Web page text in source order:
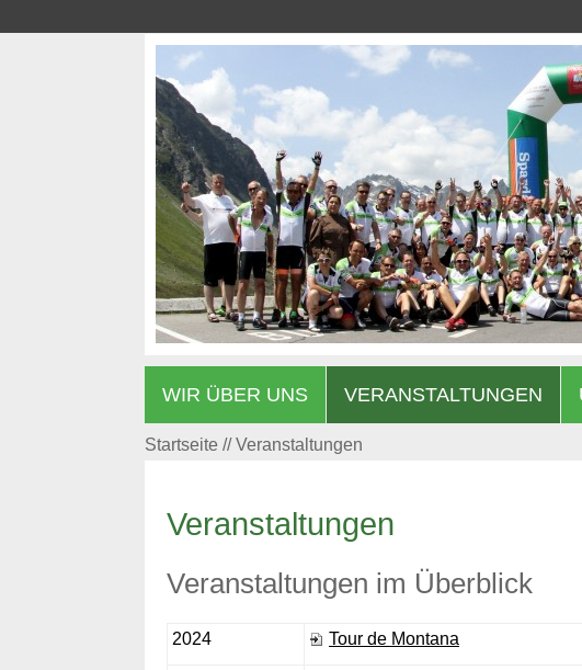
WIR ÜBER UNS VERANSTALTUNGEN
Startseite Veranstaltungen
Veranstaltungen
Veranstaltungen im Überblick
2024 Tour de Montana